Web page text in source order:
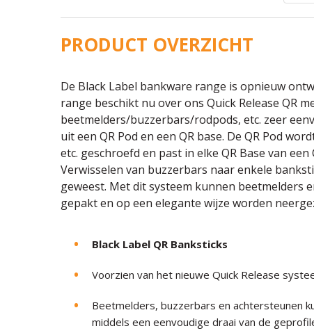
PRODUCT OVERZICHT
De Black Label bankware range is opnieuw
range beschikt nu over ons Quick Release QR
beetmelders/buzzerbars/rodpods, etc. zeer
uit een QR Pod en een QR base. De QR Pod
etc. geschroefd en past in elke QR Base van
Verwisselen van buzzerbars naar enkele
geweest. Met dit systeem kunnen beetmelders
gepakt en op een elegante wijze worden
Black Label QR Banksticks
Voorzien van het nieuwe Quick Release
Beetmelders, buzzerbars en achtersteunen
middels een eenvoudige draai van de